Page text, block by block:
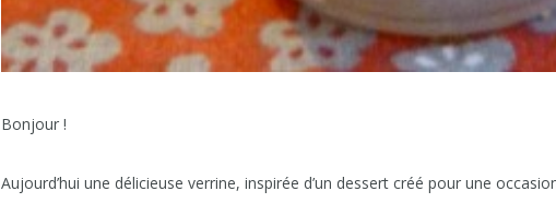
Bonjour !
Aujourd’hui une délicieuse verrine, inspirée d’un dessert créé pour une